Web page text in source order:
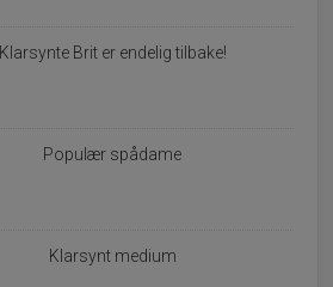
Klarsynte Brit er endelig tilbake!
Populær spådame
Klarsynt medium